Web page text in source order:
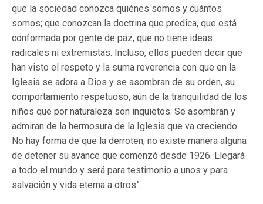
que la sociedad conozca quiénes somos y cuántos
somos; que conozcan la doctrina que predica, que está
conformada por gente de paz, que no tiene ideas
radicales ni extremistas. Incluso, ellos pueden decir que
han visto el respeto y la suma reverencia con que en la
Iglesia se adora a Dios y se asombran de su orden, su
comportamiento respetuoso, aún de la tranquilidad de los
niños que por naturaleza son inquietos. Se asombran y
admiran de la hermosura de la Iglesia que va creciendo.
No hay forma de que la derroten, no existe manera alguna
de detener su avance que comenzó desde 1926. Llegará
a todo el mundo y será para testimonio a unos y para
salvación y vida eterna a otros”.